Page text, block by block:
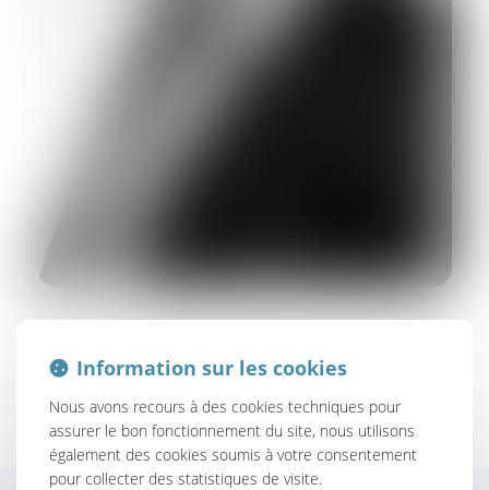
Formation
DESS DROIT DU TRAVAIL
Information sur les cookies
Nous avons recours à des cookies techniques pour
assurer le bon fonctionnement du site, nous utilisons
également des cookies soumis à votre consentement
pour collecter des statistiques de visite.